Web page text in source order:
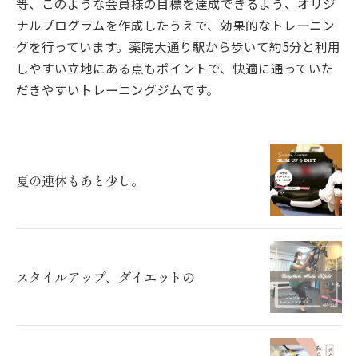
ナルプログラムを作成したうえで、効果的なトレーニン
グを行っています。薬院大通り駅から歩いて約5分と利用
しやすい立地にある点もポイントで、快適に通っていた
だきやすいトレーニングジムです。
夏の連休もあと少し。
スタイルアップ、ダイエットの